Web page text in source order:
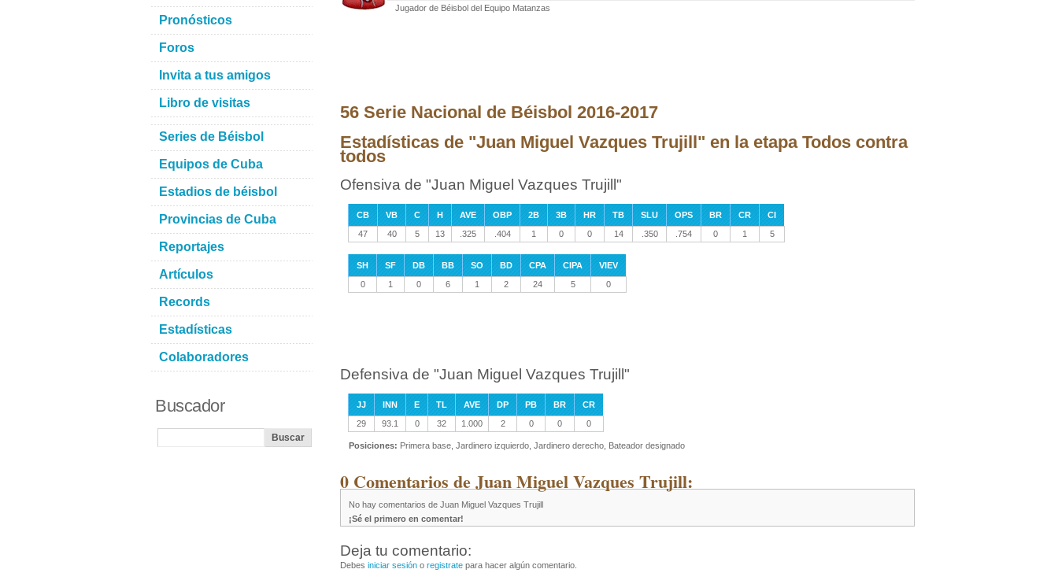
Jugador de Béisbol del Equipo Matanzas
56 Serie Nacional de Béisbol 2016-2017
Estadísticas de "Juan Miguel Vazques Trujill" en la etapa Todos contra
todos
Ofensiva de "Juan Miguel Vazques Trujill"
CB VB C H AVE OBP 2B 3B HR TB SLU OPS BR CR
CI
47
40 5 13 .325 .404 1 0 0 14 .350 .754 0 1 5
SH SF DB BB SO BD CPA CIPA
VIEV
0
1 0 6 1 2 24 5 0
Defensiva de "Juan Miguel Vazques Trujill"
JJ INN E TL AVE DP PB BR
CR
29
93.1 0 32 1.000 2 0 0 0
Posiciones: Primera base, Jardinero izquierdo, Jardinero derecho, Bateador designado
0 Comentarios de Juan Miguel Vazques Trujill:
No hay comentarios de Juan Miguel Vazques Trujill
¡Sé el primero en comentar!
Deja tu comentario:
Debes iniciar sesión o registrate para hacer algún comentario.
Pronósticos
Foros
Invita a tus amigos
Libro de visitas
Series de Béisbol
Equipos de Cuba
Estadios de béisbol
Provincias de Cuba
Reportajes
Artículos
Records
Estadísticas
Colaboradores
Buscador